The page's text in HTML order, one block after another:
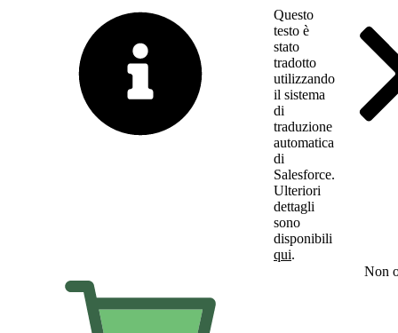
Questo
testo è
stato
tradotto
utilizzando
il sistema
di
traduzione
automatica
di
Salesforce.
Ulteriori
dettagli
sono
disponibili
qui.
Non